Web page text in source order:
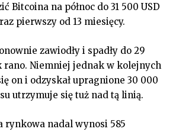
Bitcoina na północ do 31 500 USD
pierwszy od 13 miesięcy.
zawiodły i spadły do 29
rano. Niemniej jednak w kolejnych
on i odzyskał upragnione 30 000
utrzymuje się tuż nad tą linią.
rynkowa nadal wynosi 585